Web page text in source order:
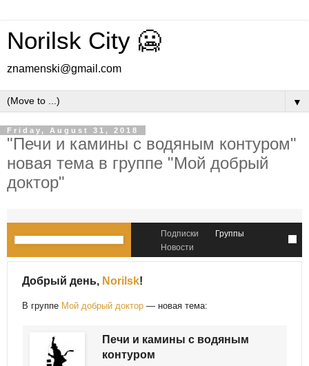
Norilsk City 🥶
znamenski@gmail.com
▼
Friday, August 31, 2018
"Печи и камины с водяным контуром"
новая тема в группе "Мой добрый
доктор"
Подписки
Группы
Новости
Добрый день, Norilsk!
В группе Мой добрый доктор — новая тема:
Печи и камины с водяным
контуром